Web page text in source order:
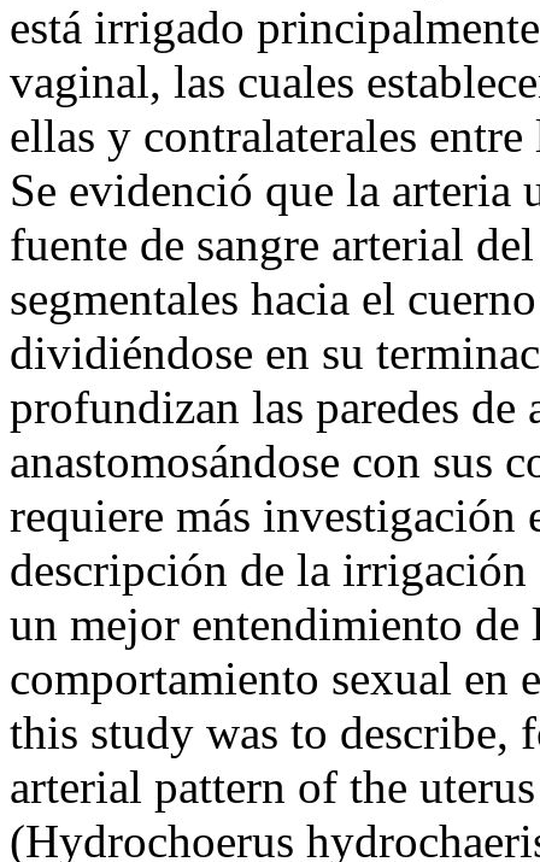
está irrigado
vaginal, las cuales
ellas y contralaterales
Se evidenció que la arteria
fuente de sangre arterial
segmentales hacia el
dividiéndose en su
profundizan las paredes de
anastomosándose con sus
requiere más investigación
descripción de la
un mejor entendimiento
comportamiento sexual en
this study was to describe,
arterial pattern of the
(Hydrochoerus